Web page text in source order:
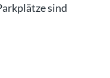
sind